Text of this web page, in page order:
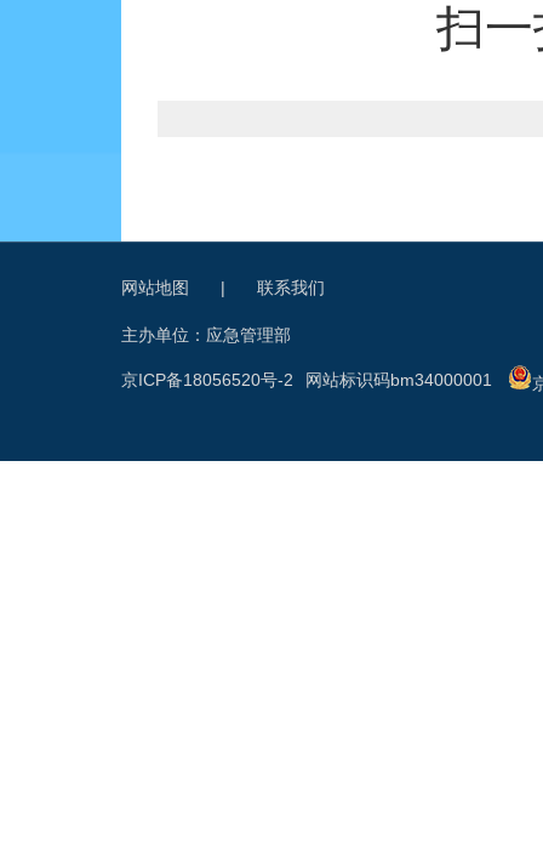
扫
网站地图 | 联系我们
主办单位：应急管理部
网站标识码bm34000001
京ICP备18056520号-2